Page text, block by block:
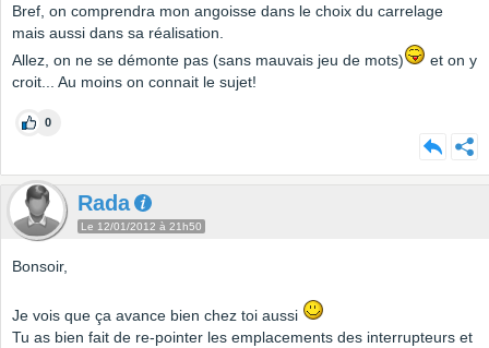
Bref, on comprendra mon angoisse dans le choix du carrelage
mais aussi dans sa réalisation.
Allez, on ne se démonte pas (sans mauvais jeu de mots)
et on y
croit... Au moins on connait le sujet!
0
Rada
Le 12/01/2012 à 21h50
Bonsoir,
Je vois que ça avance bien chez toi aussi
Tu as bien fait de re-pointer les emplacements des interrupteurs et